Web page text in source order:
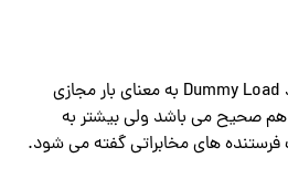
بعضا به لود بانک، دامی لود Dummy Load به معنای بار مجازی
صحیح می باشد ولی بیشتر به
های مخابراتی گفته می شود.